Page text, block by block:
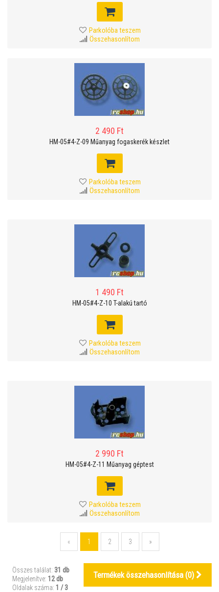
Parkolóba teszem
Összehasonlítom
2 490 Ft
HM-05#4-Z-09 Műanyag fogaskerék készlet
Parkolóba teszem
Összehasonlítom
1 490 Ft
HM-05#4-Z-10 T-alakú tartó
Parkolóba teszem
Összehasonlítom
2 990 Ft
HM-05#4-Z-11 Műanyag géptest
Parkolóba teszem
Összehasonlítom
« 1 2 3 »
Összes találat: 31 db
Megjelenítve: 12 db
Oldalak száma: 1 / 3
Termékek összehasonlítása (0)